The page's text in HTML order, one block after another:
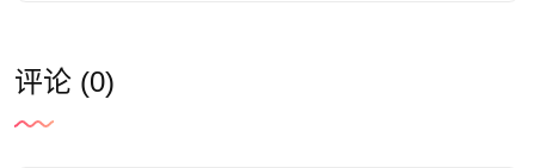
评论 (0)